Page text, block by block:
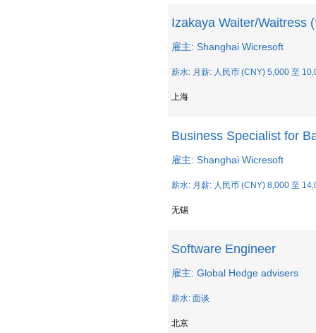
Izakaya Waiter/Waitress
雇主: Shanghai Wicresoft
薪水: 月薪: 人民币 (CNY) 5,000 至
上海
Business Specialist for
雇主: Shanghai Wicresoft
薪水: 月薪: 人民币 (CNY) 8,000 至
无锡
Software Engineer
雇主: Global Hedge advisers
薪水: 面谈
北京